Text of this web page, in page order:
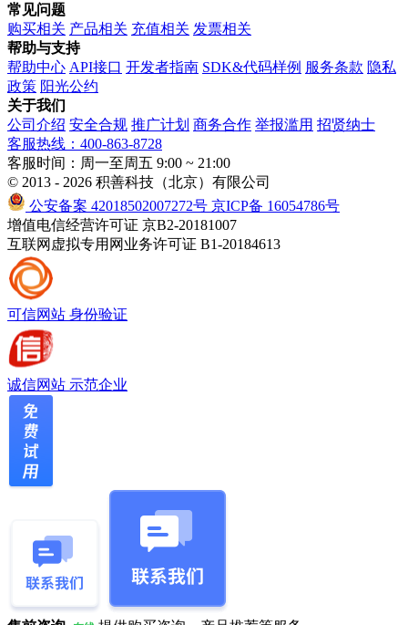
常见问题
购买相关 产品相关 充值相关 发票相关
帮助与支持
帮助中心 API接口 开发者指南 SDK&代码样例 服务条款 隐私
政策 阳光公约
关于我们
公司介绍 安全合规 推广计划 商务合作 举报滥用 招贤纳士
客服热线：400-863-8728
客服时间：周一至周五 9:00 ~ 21:00
© 2013 - 2026 积善科技（北京）有限公司
公安备案 42018502007272号 京ICP备 16054786号
增值电信经营许可证 京B2-20181007
互联网虚拟专用网业务许可证 B1-20184613
可信网站 身份验证
诚信网站 示范企业